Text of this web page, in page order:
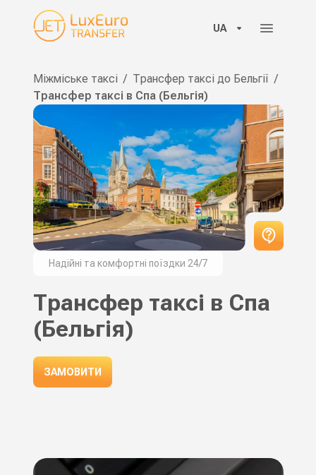
UA
Міжміське таксі / Трансфер таксі до Бельгії /
Трансфер таксі в Спа (Бельгія)
Надійні та комфортні поїздки 24/7
Трансфер таксі в Спа
(Бельгія)
ЗАМОВИТИ